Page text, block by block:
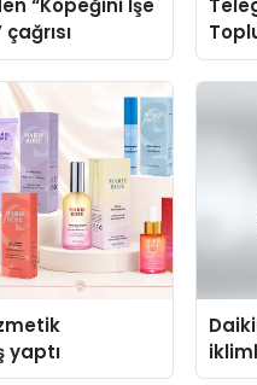
“Köpeğini İşe
yaptı